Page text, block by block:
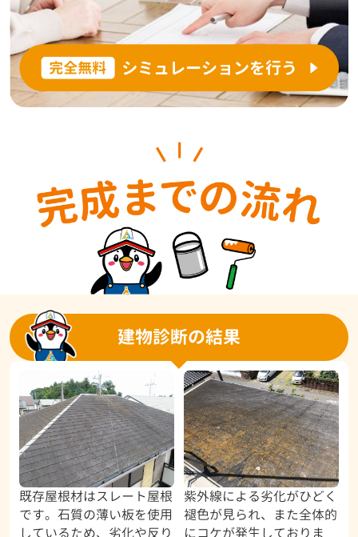
建物診断の結果
既存屋根材はスレート屋根
です。石質の薄い板を使用
しているため、劣化や反り
紫外線による劣化がひどく
褪色が見られ、また全体的
にコケが発生しておりま